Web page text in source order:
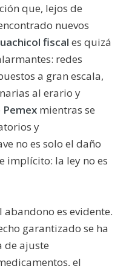
que, lejos de
nuevos
fiscal  es quizá
redes
a gran escala,
al erario y
Pemexmientras se
y
no es solo el daño
implícito: la ley no es
abandono es evidente.
garantizado se ha
de ajuste
el